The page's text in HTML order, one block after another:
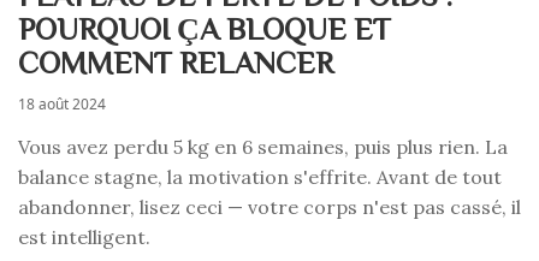
POURQUOI ÇA BLOQUE ET
COMMENT RELANCER
18 août 2024
Vous avez perdu 5 kg en 6 semaines, puis plus rien. La
balance stagne, la motivation s'effrite. Avant de tout
abandonner, lisez ceci — votre corps n'est pas cassé, il
est intelligent.